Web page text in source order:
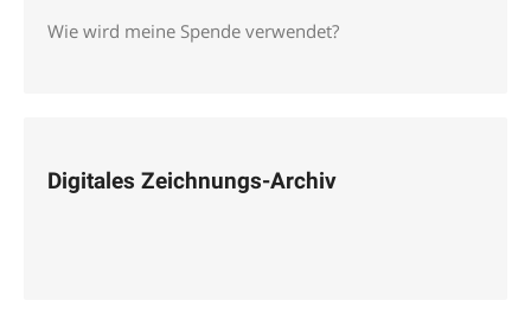
Wie wird meine Spende verwendet?
Digitales Zeichnungs-Archiv